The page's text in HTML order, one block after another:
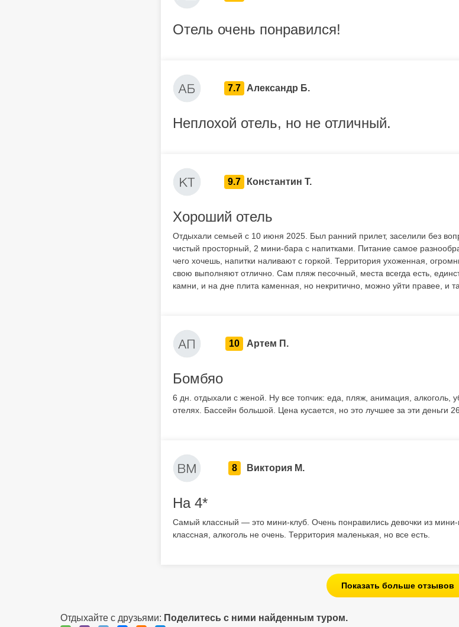
Отель очень понравился!
7.7 Александр Б.
Неплохой отель, но не отличный.
9.7 Константин Т.
Хороший отель
Отдыхали семьей с 10 июня 2025. Был ранний прилет, заселили без
чистый просторный, 2 мини-бара с напитками. Питание самое
чего хочешь, напитки наливают с горкой. Территория ухоженная,
свою выполняют отлично. Сам пляж песочный, места всегда есть,
камни, и на дне плита каменная, но некритично, можно уйти правее, и
10 Артем П.
Бомбяо
6 дн. отдыхали с женой. Ну все топчик: еда, пляж, анимация, алкоголь,
отелях. Бассейн большой. Цена кусается, но это лучшее за эти деньги
8 Виктория М.
На 4*
Самый классный — это мини-клуб. Очень понравились девочки из
классная, алкоголь не очень. Территория маленькая, но все есть.
Показать больше отзывов
Отдыхайте с друзьями: Поделитесь с ними найденным туром.